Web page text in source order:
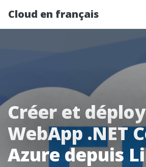
Cloud en français
Créer et
WebApp .NET
Azure depuis